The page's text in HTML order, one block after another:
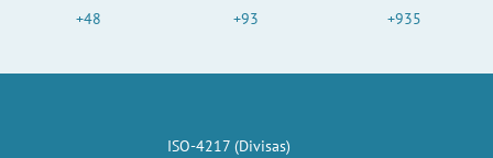
+48
+93
+935
ISO-4217 (Divisas)